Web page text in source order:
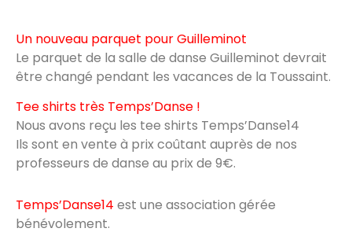
Un nouveau parquet pour Guilleminot
Le parquet de la salle de danse Guilleminot devrait
être changé pendant les vacances de la Toussaint.
Tee shirts très Temps’Danse !
Nous avons reçu les tee shirts Temps’Danse14
Ils sont en vente à prix coûtant auprès de nos
professeurs de danse au prix de 9€.
Temps’Danse14 est une association gérée
bénévolement.